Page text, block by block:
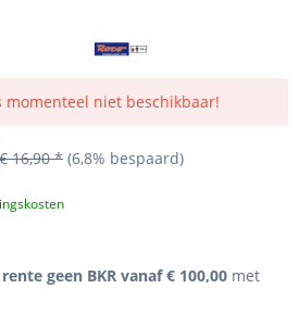
momenteel niet beschikbaar!
€ 16,90 * (6,8% bespaard)
geen BKR vanaf € 100,00 met